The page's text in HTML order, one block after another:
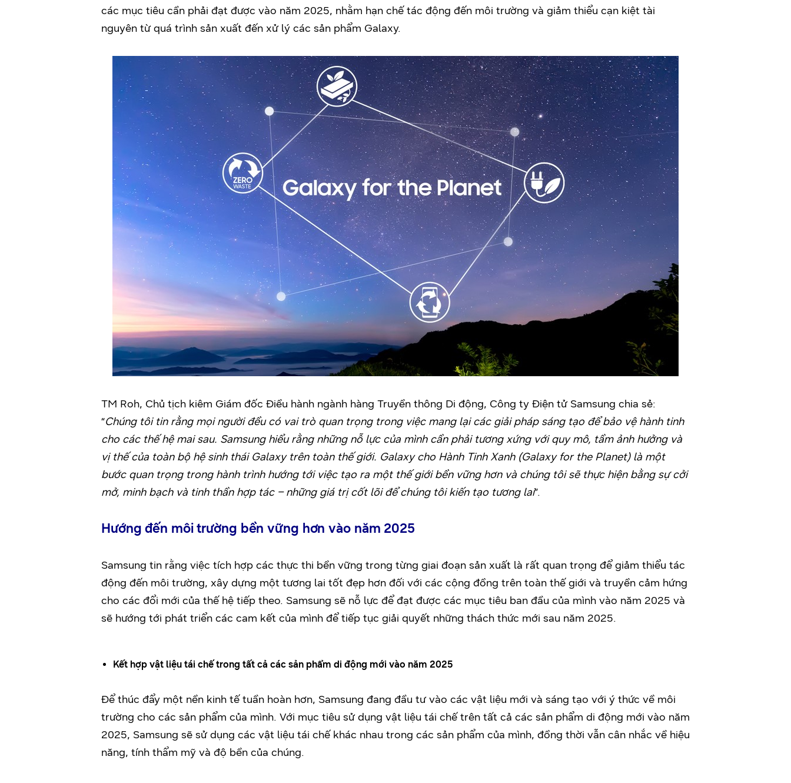
các mục tiêu cần phải đạt được vào năm 2025, nhằm hạn chế tác động đến môi trường và giảm thiểu cạn kiệt tài
nguyên từ quá trình sản xuất đến xử lý các sản phẩm Galaxy.
TM Roh, Chủ tịch kiêm Giám đốc Điều hành ngành hàng Truyền thông Di động, Công ty Điện tử Samsung chia sẻ:
“Chúng tôi tin rằng mọi người đều có vai trò quan trọng trong việc mang lại các giải pháp sáng tạo để bảo vệ hành tinh
cho các thế hệ mai sau. Samsung hiểu rằng những nỗ lực của mình cần phải tương xứng với quy mô, tầm ảnh hưởng và
vị thế của toàn bộ hệ sinh thái Galaxy trên toàn thế giới. Galaxy cho Hành Tinh Xanh (Galaxy for the Planet) là một
bước quan trọng trong hành trình hướng tới việc tạo ra một thế giới bền vững hơn và chúng tôi sẽ thực hiện bằng sự cởi
mở, minh bạch và tinh thần hợp tác – những giá trị cốt lõi để chúng tôi kiến tạo tương lai”.
Hướng đến môi trường bền vững hơn vào năm 2025
Samsung tin rằng việc tích hợp các thực thi bền vững trong từng giai đoạn sản xuất là rất quan trọng để giảm thiểu tác
động đến môi trường, xây dựng một tương lai tốt đẹp hơn đối với các cộng đồng trên toàn thế giới và truyền cảm hứng
cho các đổi mới của thế hệ tiếp theo. Samsung sẽ nỗ lực để đạt được các mục tiêu ban đầu của mình vào năm 2025 và
sẽ hướng tới phát triển các cam kết của mình để tiếp tục giải quyết những thách thức mới sau năm 2025.
Kết hợp vật liệu tái chế trong tất cả các sản phẩm di động mới vào năm 2025
Để thúc đẩy một nền kinh tế tuần hoàn hơn, Samsung đang đầu tư vào các vật liệu mới và sáng tạo với ý thức về môi
trường cho các sản phẩm của mình. Với mục tiêu sử dụng vật liệu tái chế trên tất cả các sản phẩm di động mới vào năm
2025, Samsung sẽ sử dụng các vật liệu tái chế khác nhau trong các sản phẩm của mình, đồng thời vẫn cân nhắc về hiệu
năng, tính thẩm mỹ và độ bền của chúng.